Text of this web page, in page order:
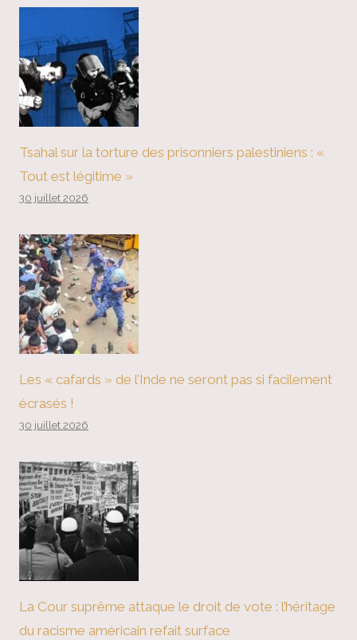
Tsahal sur la torture des prisonniers palestiniens : «
Tout est légitime »
30 juillet 2026
Les « cafards » de l’Inde ne seront pas si facilement
écrasés !
30 juillet 2026
La Cour suprême attaque le droit de vote : l’héritage
du racisme américain refait surface